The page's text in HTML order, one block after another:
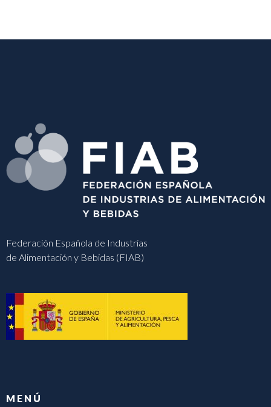
Federación Española de Industrias
de Alimentación y Bebidas (FIAB)
MENÚ